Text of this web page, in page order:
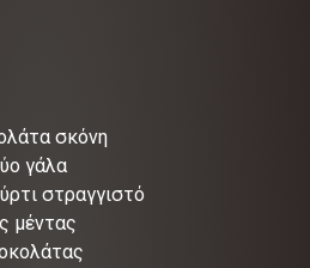
σκόνη
γάλα
στραγγιστό
μέντας